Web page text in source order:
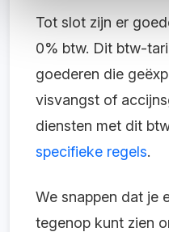
Tot slot zijn er
0% btw. Dit btw-
goederen die
visvangst of
diensten met dit
specifieke regels.
We snappen dat je
tegenop kunt zien